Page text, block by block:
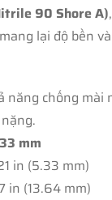
90 Shore A)
lại độ bền
năng chống
mm
in (5.33 mm)
in (13.64 mm)